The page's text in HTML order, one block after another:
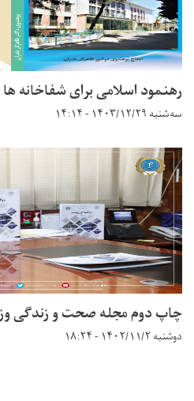
رهنمود اسلامی برای شفاخانه ها
سه‌شنبه ۱۴۰۳/۱۲/۲۹ - ۱۴:۱۴
چاپ دوم مجله صحت و زندگی
دوشنبه ۱۴۰۲/۱۱/۲ - ۱۸:۲۴